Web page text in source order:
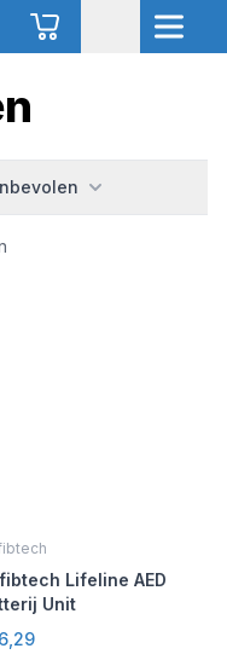
Lifeline AED
Unit